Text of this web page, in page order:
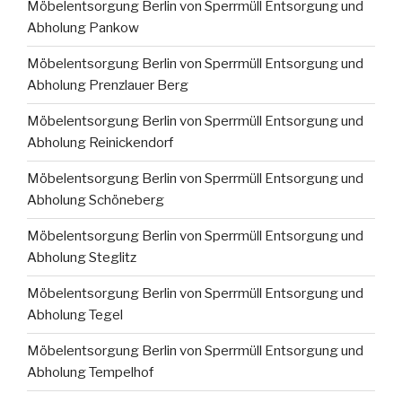
Möbelentsorgung Berlin von Sperrmüll Entsorgung und
Abholung Pankow
Möbelentsorgung Berlin von Sperrmüll Entsorgung und
Abholung Prenzlauer Berg
Möbelentsorgung Berlin von Sperrmüll Entsorgung und
Abholung Reinickendorf
Möbelentsorgung Berlin von Sperrmüll Entsorgung und
Abholung Schöneberg
Möbelentsorgung Berlin von Sperrmüll Entsorgung und
Abholung Steglitz
Möbelentsorgung Berlin von Sperrmüll Entsorgung und
Abholung Tegel
Möbelentsorgung Berlin von Sperrmüll Entsorgung und
Abholung Tempelhof